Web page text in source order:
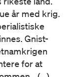
år med krig.
Gnist-
for at